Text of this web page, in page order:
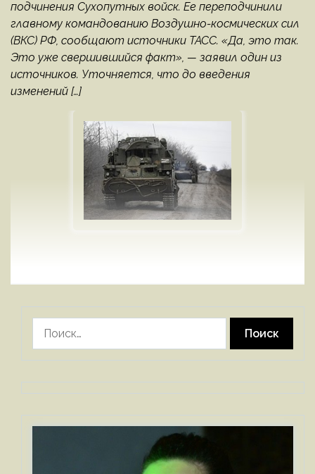
подчинения Сухопутных войск. Ее переподчинили
главному командованию Воздушно-космических сил
(ВКС) РФ, сообщают источники ТАСС. «Да, это так.
Это уже свершившийся факт», — заявил один из
источников. Уточняется, что до введения
изменений […]